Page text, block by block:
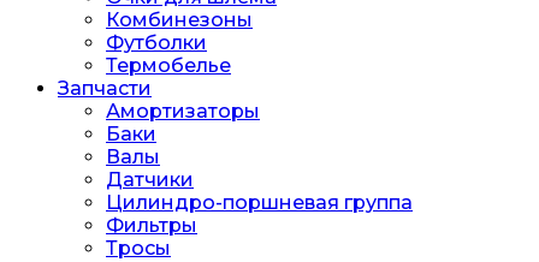
Комбинезоны
Футболки
Термобелье
Запчасти
Амортизаторы
Баки
Валы
Датчики
Цилиндро-поршневая группа
Фильтры
Тросы